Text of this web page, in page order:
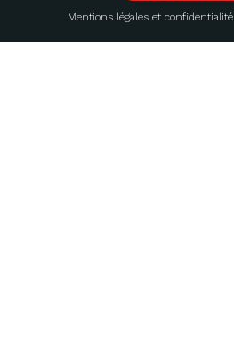
Mentions légales et confidentialité